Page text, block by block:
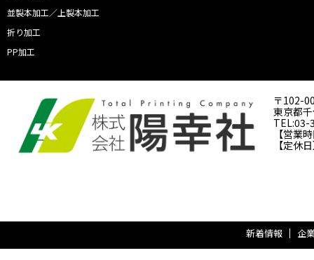
並製本加工／上製本加工
折り加工
PP加工
〒102-
東京都
TEL:03-
【営業
【定休
新着情報 企